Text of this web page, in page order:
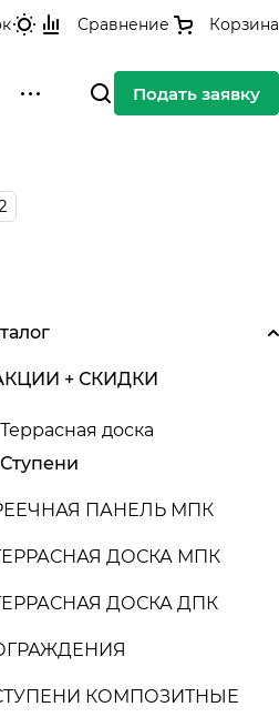
Сравнение Корзина
Подать заявку
+ СКИДКИ
Террасная доска
Ступени
ПАНЕЛЬ МПК
ДОСКА МПК
ДОСКА ДПК
КОМПОЗИТНЫЕ